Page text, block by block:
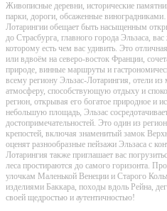
Живописные деревни, исторические
парки, дороги, обсаженные
Лотарингии обещает быть насыщенным
до Страсбурга, главного города Эльзаса,
которому есть чем вас удивить. Это
или вдвоём на северо-восток Франции,
природе, винные маршруты и
всему региону Эльзас-Лотарингия, отели
атмосферу, способствующую отдыху и
регион, открывая его богатое природное и
небольшую площадь, Эльзас
достопримечательностей. Это один из
крепостей, включая знаменитый замок
оценят разнообразные пейзажи Эльзаса с
Лотарингия также приглашает вас
леса простираются до самого горизонта.
улочкам Маленькой Венеции и Старого
изделиями Баккара, походы вдоль Рейна,
своей щедростью и аутентичностью!